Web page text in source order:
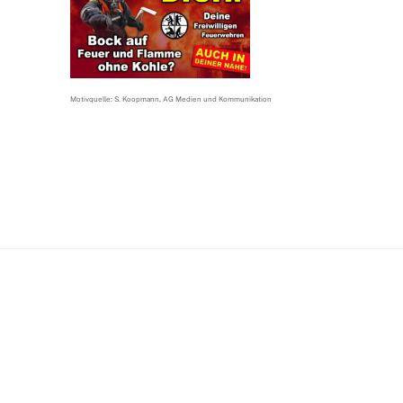
Motivquelle: S. Koopmann, AG Medien und Kommunikation